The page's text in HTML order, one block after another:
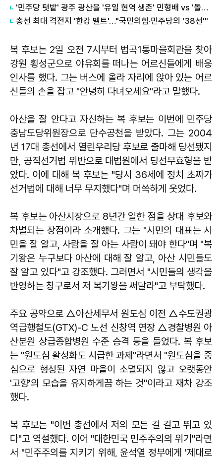
'민주당 텃밭' 광주 광산을 '유일 현역 생존' 민형배 vs '돌아온' 이낙연
총선 최대 격전지 '한강 벨트'…"국민의힘·민주당의 '38선'"
복 후보는 2일 오전 7시부터 법곡1통마을회관을 찾아
강원 횡성군으로 야유회를 떠나는 어르신들에게 배웅
인사를 했다. 그는 버스에 올라 자리에 앉아 있는 어르
신들의 손을 잡고 "안녕히 다녀오세요"라고 말했다.
아산을 잘 안다고 자신하는 복 후보는 이번에 민주당
충남도당위원장으로 단수공천을 받았다. 그는 2004
년 17대 총선에서 열린우리당 후보로 출마해 당선됐지
만, 공직선거법 위반으로 대법원에서 당선무효형을 받
았다. 이에 대해 복 후보는 "당시 36세에 정치 초짜가
선거법에 대해 너무 무지했다"며 머쓱하게 웃었다.
복 후보는 아산시장으로 8년간 일한 점을 상대 후보와
차별되는 장점이라 소개했다. 그는 "시민의 대표는 시
민을 잘 알고, 사람을 잘 아는 사람이 돼야 한다"며 "복
기왕은 누구보다 아산에 대해 잘 알고, 아산 시민들도
잘 알고 있다"고 강조했다. 그러면서 "시민들의 생각을
반영하는 창구로서 저 복기왕을 써달라"고 부탁했다.
주요 공약으로 △아산세무서 원도심 이전 △수도권광
역급행철도(GTX)-C 노선 신창역 연장 △경찰병원 아
산분원 상급종합병원 수준 승격 등을 들었다. 복 후보
는 "원도심 활성화도 시급한 과제"라면서 "원도심을 중
심으로 형성된 자연 마을이 소멸되지 않고 오랫동안
'고향'의 모습을 유지하게끔 하는 것"이라고 재차 강조
했다.
복 후보는 "이번 총선에서 저의 모든 걸 걸고 뛰고 있
다"고 역설했다. 이어 "대한민국 민주주의의 위기"라면
서 "민주주의를 지키기 위해, 윤석열 정부에게 '제대로